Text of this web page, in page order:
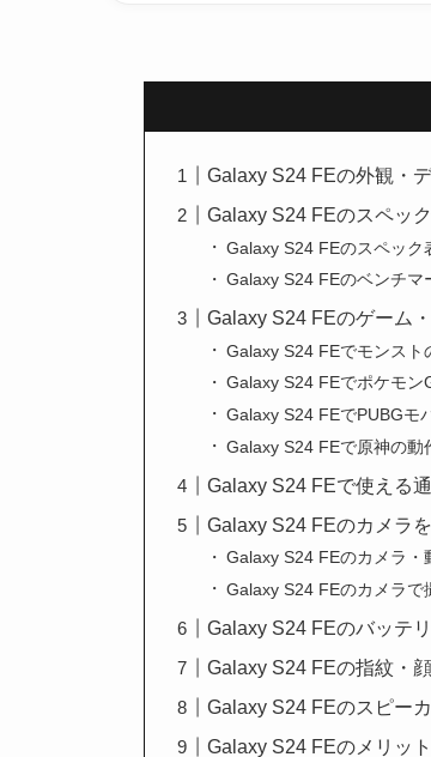
Galaxy S24 FEの外観・
Galaxy S24 FEのスペッ
Galaxy S24 FEのスペック
Galaxy S24 FEのベンチマ
Galaxy S24 FEのゲーム
Galaxy S24 FEでモンスト
Galaxy S24 FEでポケモン
Galaxy S24 FEでPUBGモ
Galaxy S24 FEで原神の動
Galaxy S24 FEで使える
Galaxy S24 FEのカメラ
Galaxy S24 FEのカメラ・
Galaxy S24 FEのカメラで
Galaxy S24 FEのバッテ
Galaxy S24 FEの指紋・
Galaxy S24 FEのスピー
Galaxy S24 FEのメリッ